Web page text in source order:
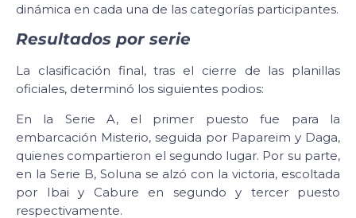
dinámica en cada una de las categorías participantes.
Resultados por serie
La clasificación final, tras el cierre de las planillas
oficiales, determinó los siguientes podios:
En la Serie A, el primer puesto fue para la
embarcación Misterio, seguida por Papareim y Daga,
quienes compartieron el segundo lugar. Por su parte,
en la Serie B, Soluna se alzó con la victoria, escoltada
por Ibai y Cabure en segundo y tercer puesto
respectivamente.